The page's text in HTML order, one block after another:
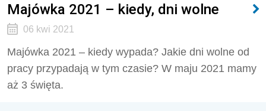
Majówka 2021 – kiedy, dni wolne
06 kwi 2021
Majówka 2021 – kiedy wypada? Jakie dni wolne od
pracy przypadają w tym czasie? W maju 2021 mamy
aż 3 święta.